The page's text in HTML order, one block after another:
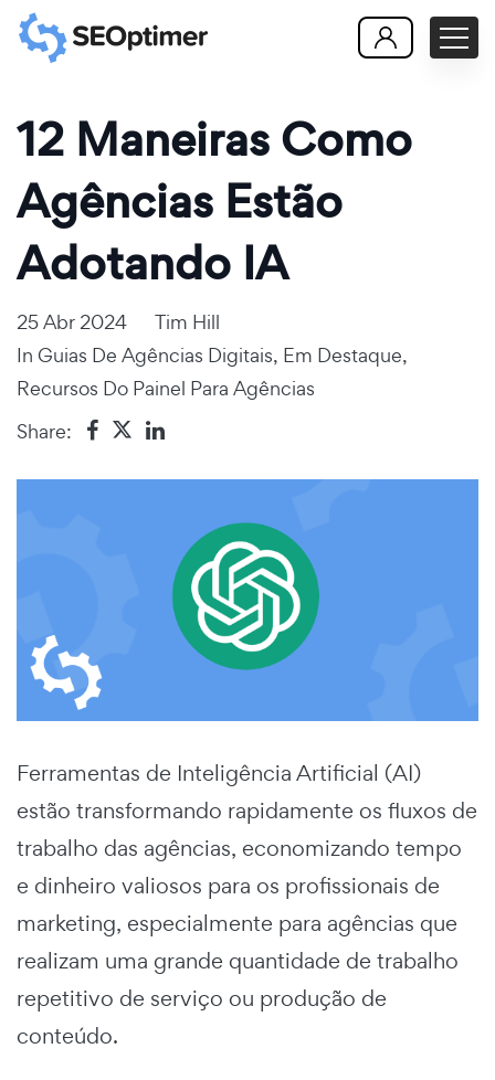
12 Maneiras Como
Agências Estão
Adotando IA
25 Abr 2024
Tim Hill
In Guias De Agências Digitais, Em Destaque,
Recursos Do Painel Para Agências
Share:
Ferramentas de Inteligência Artificial (AI)
estão transformando rapidamente os fluxos de
trabalho das agências, economizando tempo
e dinheiro valiosos para os profissionais de
marketing, especialmente para agências que
realizam uma grande quantidade de trabalho
repetitivo de serviço ou produção de
conteúdo.